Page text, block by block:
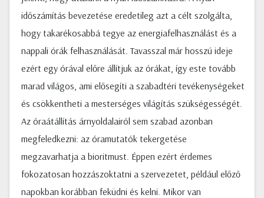
időszámítás bevezetése eredetileg azt a célt szolgálta,
hogy takarékosabbá tegye az energiafelhasználást és a
nappali órák felhasználását. Tavasszal már hosszú ideje
ezért egy órával előre állítjuk az órákat, így este tovább
marad világos, ami elősegíti a szabadtéri tevékenységeket
és csökkentheti a mesterséges világítás szükségességét.
Az óraátállítás árnyoldalairól sem szabad azonban
megfeledkezni: az óramutatók tekergetése
megzavarhatja a bioritmust. Éppen ezért érdemes
fokozatosan hozzászoktatni a szervezetet, például előző
napokban korábban feküdni és kelni. Mikor van